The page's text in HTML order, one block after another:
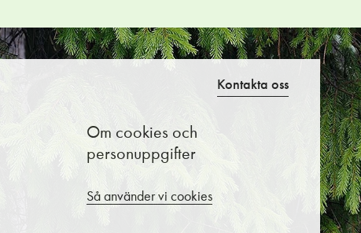
Om cookies och
personuppgifter
Så använder vi cookies
Kontakta oss